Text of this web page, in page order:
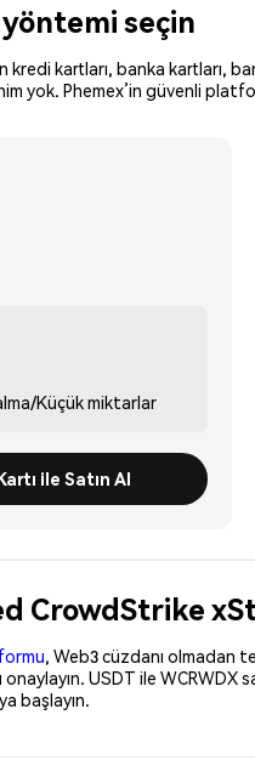
seçin
kredi kartları, banka kartları,
yok. Phemex’in güvenli
Küçük miktarlar
ile Satın Al
CrowdStrike
, Web3 cüzdanı olmadan
USDT ile WCRWDX
başlayın.